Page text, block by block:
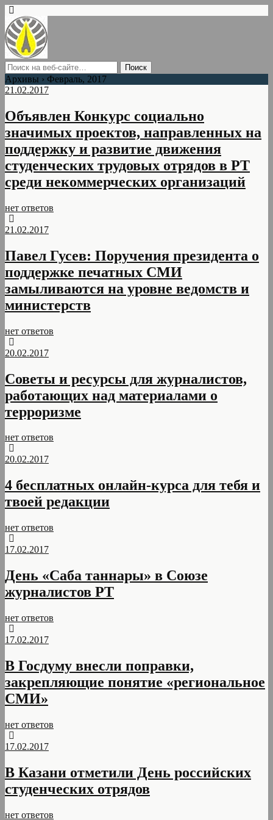
Архивы › Февраль, 2017
21.02.2017
Объявлен Конкурс социально
значимых проектов, направленных на
поддержку и развитие движения
студенческих трудовых отрядов в РТ
среди некоммерческих организаций
нет ответов
21.02.2017
Павел Гусев: Поручения президента о
поддержке печатных СМИ
замыливаются на уровне ведомств и
министерств
нет ответов
20.02.2017
Советы и ресурсы для журналистов,
работающих над материалами о
терроризме
нет ответов
20.02.2017
4 бесплатных онлайн-курса для тебя и
твоей редакции
нет ответов
17.02.2017
День «Саба таннары» в Союзе
журналистов РТ
нет ответов
17.02.2017
В Госдуму внесли поправки,
закрепляющие понятие «региональное
СМИ»
нет ответов
17.02.2017
В Казани отметили День российских
студенческих отрядов
нет ответов